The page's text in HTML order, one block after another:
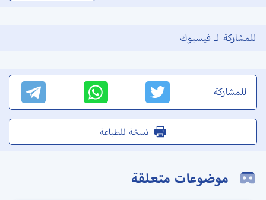
للمشاركة لـ فيسبوك
للمشاركة
نسخة للطباعة
موضوعات متعلقة